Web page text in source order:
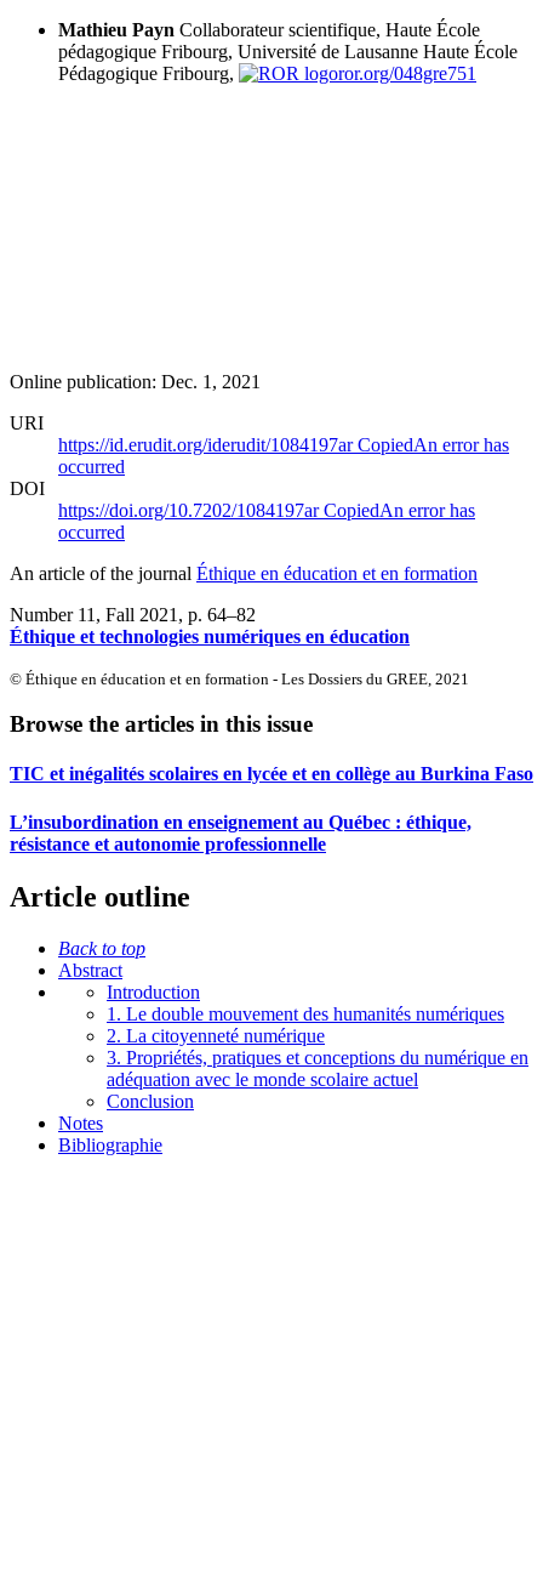
Mathieu Payn Collaborateur scientifique, Haute École
pédagogique Fribourg, Université de Lausanne Haute École
Pédagogique Fribourg,
ror.org/048gre751
Online publication: Dec. 1, 2021
URI
https://id.erudit.org/iderudit/1084197arCopiedAn error has
occurred
DOI
https://doi.org/10.7202/1084197arCopiedAn error has
occurred
An article of the journal Éthique en éducation et en formation
Number 11, Fall 2021 , p. 64–82
Éthique et technologies numériques en éducation
© Éthique en éducation et en formation - Les Dossiers du GREE, 2021
Browse the articles in this issue
TIC et inégalités scolaires en lycée et en collège au Burkina Faso
L’insubordination en enseignement au Québec : éthique,
résistance et autonomie professionnelle
Article outline
Back to top
Abstract
Introduction
1. Le double mouvement des humanités numériques
2. La citoyenneté numérique
3. Propriétés, pratiques et conceptions du numérique en
adéquation avec le monde scolaire actuel
Conclusion
Notes
Bibliographie